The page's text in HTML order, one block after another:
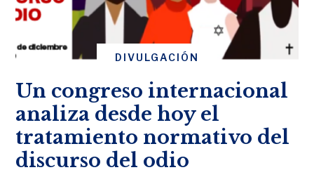
DIVULGACIÓN
Un congreso internacional
analiza desde hoy el
tratamiento normativo del
discurso del odio